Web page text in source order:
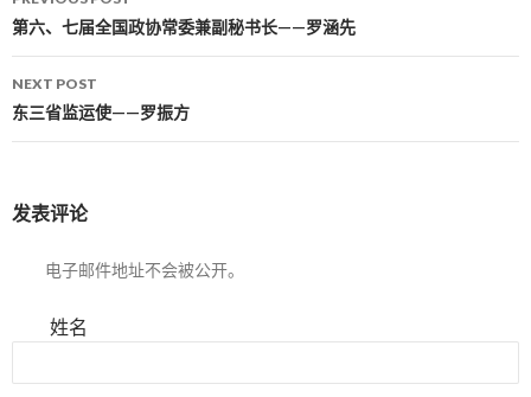
Post navigation
第六、七届全国政协常委兼副秘书长——罗涵先
NEXT POST
东三省监运使——罗振方
发表评论
电子邮件地址不会被公开。
姓名